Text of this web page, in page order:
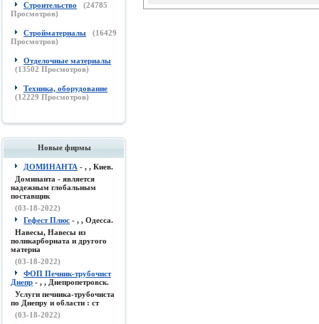
Строительство (24785
Просмотров)
Стройматериалы (16429
Просмотров)
Отделочные материалы
(13502 Просмотров)
Техника, оборудование
(12229 Просмотров)
Новые фирмы
ДОМИНАНТА - , , Киев.
Доминанта - является
надежным глобальным
поставщик
(03-18-2022)
Гефест Плюс - , , Одесса.
Навесы, Навесы из
поликарборната и другого
материа
(03-18-2022)
ФОП Печник-трубочист
Днепр - , , Днепропетровск.
Услуги печника-трубочиста
по Днепру и области : ст
(03-18-2022)